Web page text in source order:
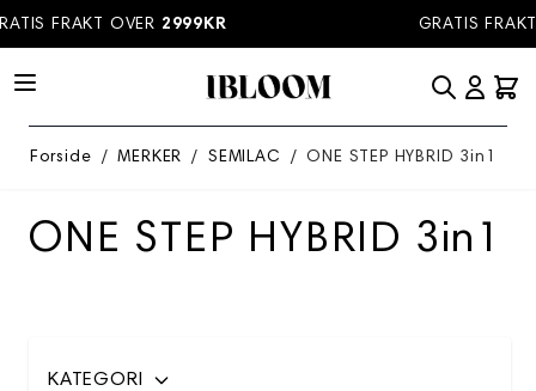
Hopp til innhold
FRAKT OVER2999KR GRATIS FRAKT
Forside / MERKER / SEMILAC / ONE STEP HYBRID 3in1
ONE STEP HYBRID 3in1
KATEGORI